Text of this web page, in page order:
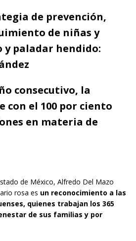
de prevención,
de niñas y
y paladar hendido:
consecutivo, la
con el 100 por ciento
en materia de
de México, Alfredo Del Mazo
rosa es un reconocimiento a las
quienes trabajan los 365
de sus familias y por